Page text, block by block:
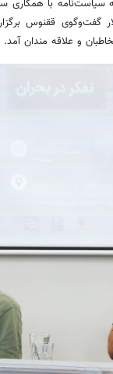
با همکاری
نوزدهم خرداد ۱۴۰۵ در
و علاقه مندان آمد.